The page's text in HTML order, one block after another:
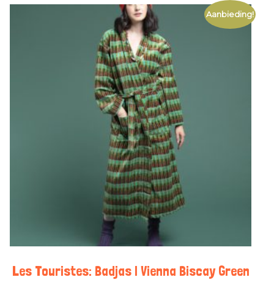
Aanbieding!
Les Touristes: Badjas | Vienna Biscay Green